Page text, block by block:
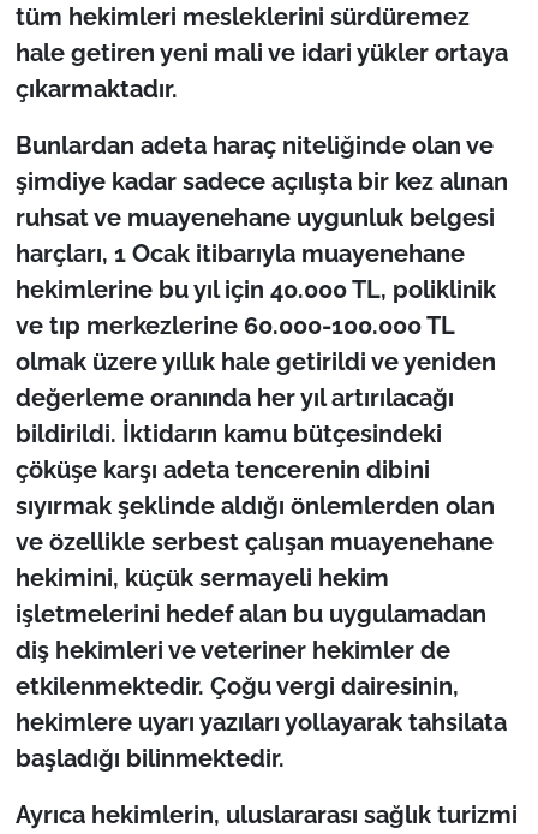
tüm hekimleri mesleklerini sürdüremez
hale getiren yeni mali ve idari yükler ortaya
çıkarmaktadır.
Bunlardan adeta haraç niteliğinde olan ve
şimdiye kadar sadece açılışta bir kez alınan
ruhsat ve muayenehane uygunluk belgesi
harçları, 1 Ocak itibarıyla muayenehane
hekimlerine bu yıl için 40.000 TL, poliklinik
ve tıp merkezlerine 60.000-100.000 TL
olmak üzere yıllık hale getirildi ve yeniden
değerleme oranında her yıl artırılacağı
bildirildi. İktidarın kamu bütçesindeki
çöküşe karşı adeta tencerenin dibini
sıyırmak şeklinde aldığı önlemlerden olan
ve özellikle serbest çalışan muayenehane
hekimini, küçük sermayeli hekim
işletmelerini hedef alan bu uygulamadan
diş hekimleri ve veteriner hekimler de
etkilenmektedir. Çoğu vergi dairesinin,
hekimlere uyarı yazıları yollayarak tahsilata
başladığı bilinmektedir.
Ayrıca hekimlerin, uluslararası sağlık turizmi
Magazin
İş Dünyası
Bilim Teknoloji
English News
Canlı Maç
Finans
Genel-A
Gündem-Eğitim